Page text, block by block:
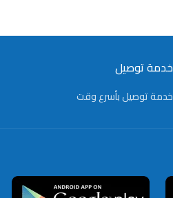
خدمة توصيل
خدمة توصيل بأسرع وقت